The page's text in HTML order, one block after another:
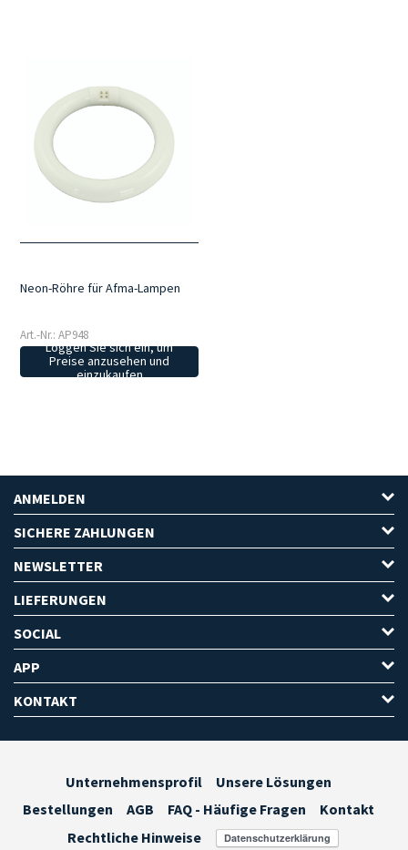
Neon-Röhre für Afma-Lampen
Art.-Nr.: AP948
Loggen Sie sich ein, um
Preise anzusehen und
einzukaufen
ANMELDEN
SICHERE ZAHLUNGEN
NEWSLETTER
LIEFERUNGEN
SOCIAL
APP
KONTAKT
Unternehmensprofil
Unsere Lösungen
Bestellungen
AGB FAQ - Häufige Fragen
Kontakt
Rechtliche Hinweise